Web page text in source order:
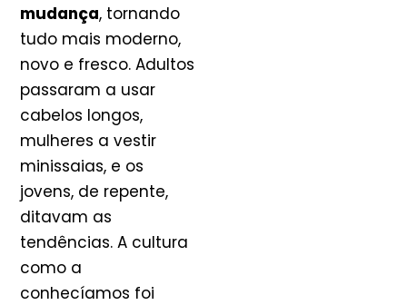
mudança, tornando
tudo mais moderno,
novo e fresco. Adultos
passaram a usar
cabelos longos,
mulheres a vestir
minissaias, e os
jovens, de repente,
ditavam as
tendências. A cultura
como a
conhecíamos foi